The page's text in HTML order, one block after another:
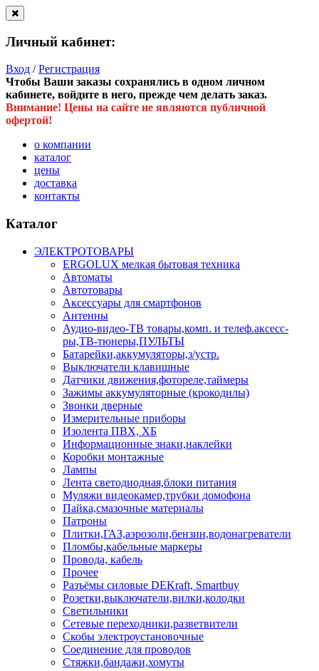
Личный кабинет:
Вход /Регистрация
Чтобы Ваши заказы сохранялись в одном личном
кабинете, войдите в него, прежде чем делать заказ.
Внимание! Цены на сайте не являются публичной
офертой!
о компании
каталог
цены
доставка
контакты
Каталог
ЭЛЕКТРОТОВАРЫ
ERGOLUX мелкая бытовая техника
Автоматы
Автотовары
Аксессуары для смартфонов
Антенны
Аудио-видео-ТВ товары,комп. и телеф.аксесс-
ры,ТВ-тюнеры,ПУЛЬТЫ
Батарейки,аккумуляторы,з/устр.
Выключатели клавишные
Датчики движения,фотореле,таймеры
Зажимы аккумуляторные (крокодилы)
Звонки дверные
Измерительные приборы
Изолента ПВХ, ХБ
Информационные знаки,наклейки
Коробки монтажные
Лампы
Лента светодиодная,блоки питания
Муляжи видеокамер,трубки домофона
Пайка,смазочные материалы
Патроны
Плитки,ГАЗ,аэрозоли,бензин,водонагреватели
Пломбы,кабельные маркеры
Провода, кабель
Прочее
Разъёмы силовые DEKraft, Smartbuy
Розетки,выключатели,вилки,колодки
Светильники
Сетевые переходники,разветвители
Скобы электроустановочные
Соединение для проводов
Стяжки,бандажи,хомуты